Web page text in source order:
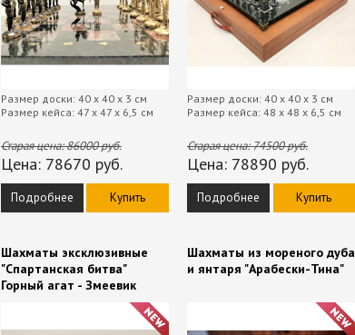
Размер доски: 40 х 40 х 3 см
Размер кейса: 47 х 47 х 6,5 см
Старая цена:86000руб.
Цена: 78670 руб.
Подробнее Купить
Размер доски: 40 х 40 х 3 см
Размер кейса: 48 х 48 х 6,5 см
Старая цена:74500руб.
Цена: 78890 руб.
Подробнее Купить
Шахматы эксклюзивные
"Спартанская битва"
Горный агат - Змеевик
Шахматы из мореного дуба
и янтаря "Арабески-Тина"